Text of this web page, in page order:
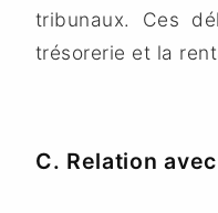
tribunaux. Ces
trésorerie et la
C. Relation